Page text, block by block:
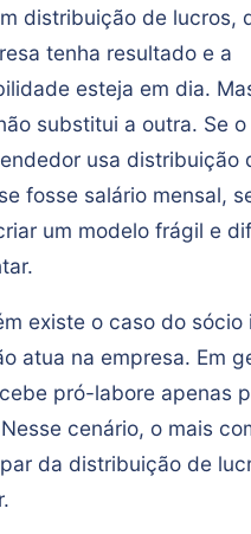
distribuição de lucros,
tenha resultado e a
esteja em dia.
substitui a outra. Se o
usa distribuição
fosse salário mensal,
um modelo frágil e
existe o caso do sócio
atua na empresa. Em
pró-labore apenas
cenário, o mais
da distribuição de